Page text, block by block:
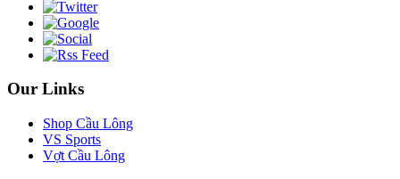
Our Links
Shop Cầu Lông
VS Sports
Vợt Cầu Lông